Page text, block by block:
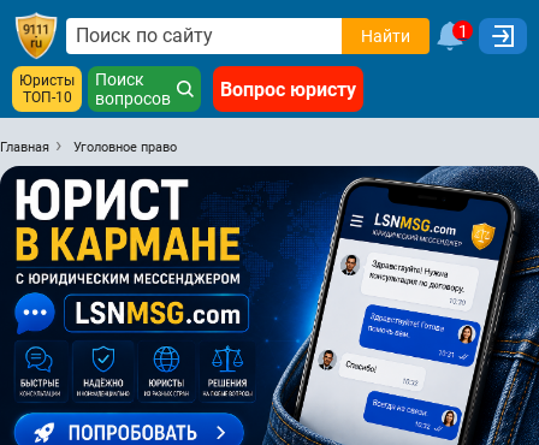
Найти 1
Юристы
ТОП-10
Поиск
вопросов
Вопрос юристу
Главная Уголовное право